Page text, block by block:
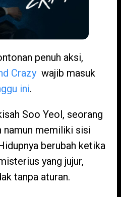
penuh aksi,
Crazy wajib masuk
ini.
Soo Yeol, seorang
memiliki sisi
berubah ketika
yang jujur,
tanpa aturan.